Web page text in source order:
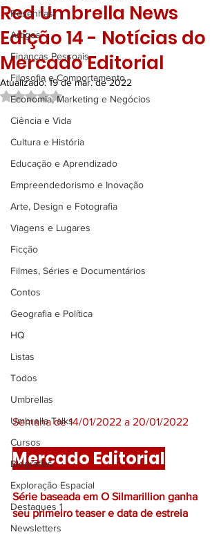
Resenhas
Artigos
Finanças Pessoais
Filosofia e Comportamento
Economia, Marketing e Negócios
Ciência e Vida
Cultura e História
Educação e Aprendizado
Empreendedorismo e Inovação
Arte, Design e Fotografia
Viagens e Lugares
Ficção
Filmes, Séries e Documentários
Contos
Geografia e Política
HQ
Listas
Todos
Umbrellas
Umbrella Talks
Cursos
Biografias
Exploração Espacial
Destaques 1
Newsletters
Red Umbrella News
Edição 14 - Notícias do
Mercado Editorial
Atualizado:19 de mar. de 2022
Avaliado com NaN de 5 estrelas.
Semana de 14/01/2022 a 20/01/2022
Mercado Editorial
Série baseada em O Silmarillion ganha
seu primeiro teaser e data de estreia